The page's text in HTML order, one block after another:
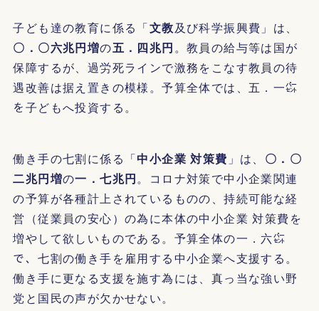
子ども達の教育に係る「文教及び科学振興費」は、
〇．〇六兆円増の五．四兆円 。教員の給与等は国が
保障するが、過労死ラインで激務をこなす教員の待
遇改善は据え置きの模様。予算全体では、五．一㌫
を子どもへ投資する。
働き手の七割に係る「中小企業 対策費 」は、 〇．〇
二兆円増の一．七兆円。コロナ対策で中小企業関連
の予算が各種計上されているものの、持続可能な経
営（従業員の安心）の為に本体の中小企業 対策費を
増やして欲しいものである。予算全体の一．六㌫
で、七割の働き手を雇用する中小企業へ支援する。
働き手に更なる支援を施す為には、真っ当な強い野
党と国民の声が欠かせない。